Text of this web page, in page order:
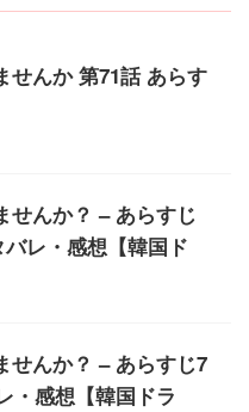
せんか 第71話 あらす
せんか？ – あらすじ
レ・感想【韓国ド
せんか？ – あらすじ7
・感想【韓国ドラ